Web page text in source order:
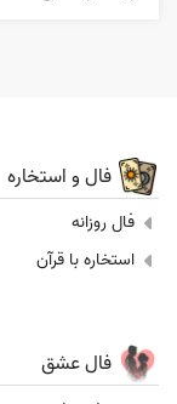
فال و استخاره
فال روزانه
استخاره با قرآن
فال عشق